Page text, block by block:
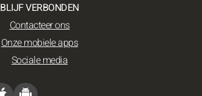
BLIJF VERBONDEN
Contacteer ons
Onze mobiele apps
Sociale media